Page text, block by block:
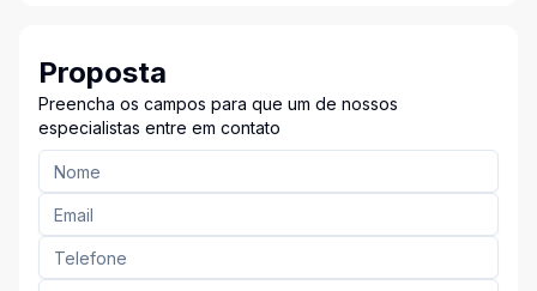
Proposta
Preencha os campos para que um de nossos
especialistas entre em contato